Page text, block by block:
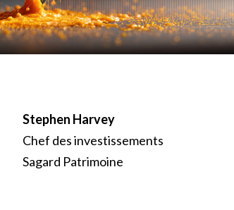
Stephen Harvey
Chef des investissements
Sagard Patrimoine